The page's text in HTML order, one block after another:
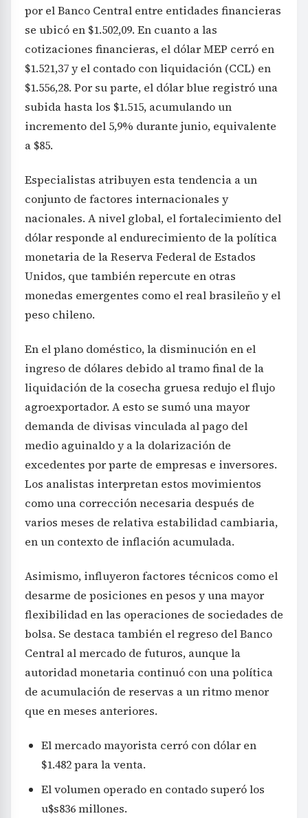
por el Banco Central entre entidades financieras
se ubicó en $1.502,09. En cuanto a las
cotizaciones financieras, el dólar MEP cerró en
$1.521,37 y el contado con liquidación (CCL) en
$1.556,28. Por su parte, el dólar blue registró una
subida hasta los $1.515, acumulando un
incremento del 5,9% durante junio, equivalente
a $85.
Especialistas atribuyen esta tendencia a un
conjunto de factores internacionales y
nacionales. A nivel global, el fortalecimiento del
dólar responde al endurecimiento de la política
monetaria de la Reserva Federal de Estados
Unidos, que también repercute en otras
monedas emergentes como el real brasileño y el
peso chileno.
En el plano doméstico, la disminución en el
ingreso de dólares debido al tramo final de la
liquidación de la cosecha gruesa redujo el flujo
agroexportador. A esto se sumó una mayor
demanda de divisas vinculada al pago del
medio aguinaldo y a la dolarización de
excedentes por parte de empresas e inversores.
Los analistas interpretan estos movimientos
como una corrección necesaria después de
varios meses de relativa estabilidad cambiaria,
en un contexto de inflación acumulada.
Asimismo, influyeron factores técnicos como el
desarme de posiciones en pesos y una mayor
flexibilidad en las operaciones de sociedades de
bolsa. Se destaca también el regreso del Banco
Central al mercado de futuros, aunque la
autoridad monetaria continuó con una política
de acumulación de reservas a un ritmo menor
que en meses anteriores.
El mercado mayorista cerró con dólar en
$1.482 para la venta.
El volumen operado en contado superó los
u$s836 millones.